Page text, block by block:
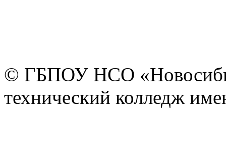
© ГБПОУ НСО
технический колледж